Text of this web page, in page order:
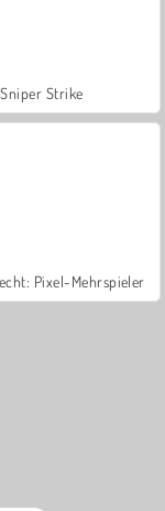
Sniper Strike
Pixel-Mehrspieler